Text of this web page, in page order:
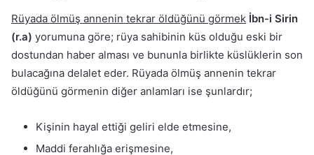
Rüyada ölmüş annenin tekrar öldüğünü görmek İbn-i Sirin
(r.a) yorumuna göre; rüya sahibinin küs olduğu eski bir
dostundan haber alması ve bununla birlikte küslüklerin son
bulacağına delalet eder. Rüyada ölmüş annenin tekrar
öldüğünü görmenin diğer anlamları ise şunlardır;
Kişinin hayal ettiği geliri elde etmesine,
Maddi ferahlığa erişmesine,